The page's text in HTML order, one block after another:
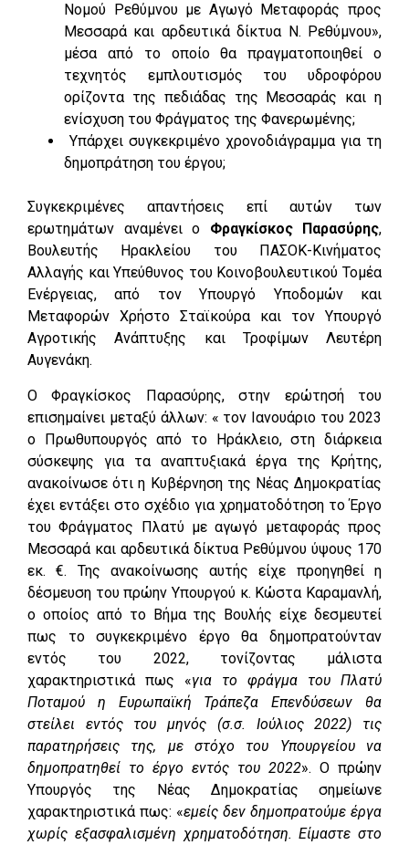
Νομού Ρεθύμνου με Αγωγό Μεταφοράς προς
Μεσσαρά και αρδευτικά δίκτυα Ν. Ρεθύμνου»,
μέσα από το οποίο θα πραγματοποιηθεί ο
τεχνητός εμπλουτισμός του υδροφόρου
ορίζοντα της πεδιάδας της Μεσσαράς και η
ενίσχυση του Φράγματος της Φανερωμένης;
Υπάρχει συγκεκριμένο χρονοδιάγραμμα για τη
δημοπράτηση του έργου;
Συγκεκριμένες απαντήσεις επί αυτών των
ερωτημάτων αναμένει ο Φραγκίσκος Παρασύρης,
Βουλευτής Ηρακλείου του ΠΑΣΟΚ-Κινήματος
Αλλαγής και Υπεύθυνος του Κοινοβουλευτικού Τομέα
Ενέργειας, από τον Υπουργό Υποδομών και
Μεταφορών Χρήστο Σταϊκούρα και τον Υπουργό
Αγροτικής Ανάπτυξης και Τροφίμων Λευτέρη
Αυγενάκη.
Ο Φραγκίσκος Παρασύρης, στην ερώτησή του
επισημαίνει μεταξύ άλλων: « τον Ιανουάριο του 2023
ο Πρωθυπουργός από το Ηράκλειο, στη διάρκεια
σύσκεψης για τα αναπτυξιακά έργα της Κρήτης,
ανακοίνωσε ότι η Κυβέρνηση της Νέας Δημοκρατίας
έχει εντάξει στο σχέδιο για χρηματοδότηση το Έργο
του Φράγματος Πλατύ με αγωγό μεταφοράς προς
Μεσσαρά και αρδευτικά δίκτυα Ρεθύμνου ύψους 170
εκ. €. Της ανακοίνωσης αυτής είχε προηγηθεί η
δέσμευση του πρώην Υπουργού κ. Κώστα Καραμανλή,
ο οποίος από το Βήμα της Βουλής είχε δεσμευτεί
πως το συγκεκριμένο έργο θα δημοπρατούνταν
εντός του 2022, τονίζοντας μάλιστα
χαρακτηριστικά πως «για το φράγμα του Πλατύ
Ποταμού η Ευρωπαϊκή Τράπεζα Επενδύσεων θα
στείλει εντός του μηνός (σ.σ. Ιούλιος 2022) τις
παρατηρήσεις της, με στόχο του Υπουργείου να
δημοπρατηθεί το έργο εντός του 2022». Ο πρώην
Υπουργός της Νέας Δημοκρατίας σημείωνε
χαρακτηριστικά πως: «εμείς δεν δημοπρατούμε έργα
χωρίς εξασφαλισμένη χρηματοδότηση. Είμαστε στο